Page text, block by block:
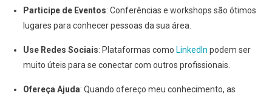
Participe de Eventos: Conferências e workshops são ótimos
lugares para conhecer pessoas da sua área.
Use Redes Sociais: Plataformas como LinkedIn podem ser
muito úteis para se conectar com outros profissionais.
Ofereça Ajuda: Quando ofereço meu conhecimento, as